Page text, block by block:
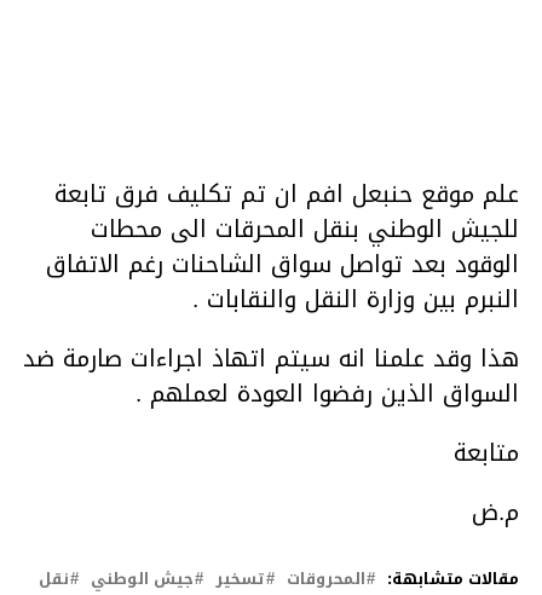
علم موقع حنبعل افم ان تم تكليف فرق تابعة
للجيش الوطني بنقل المحرقات الى محطات
الوقود بعد تواصل سواق الشاحنات رغم الاتفاق
النبرم بين وزارة النقل والنقابات .
هذا وقد علمنا انه سيتم اتهاذ اجراءات صارمة ضد
السواق الذين رفضوا العودة لعملهم .
متابعة
م.ض
مقالات متشابهة: المحروقات تسخير جيش الوطني نقل